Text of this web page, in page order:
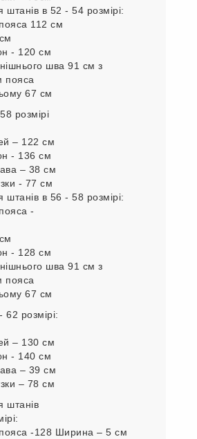
штанів в 52 - 54 розмірі:
112 см
- 120 см
шва 91 см з
пояса
67 см
розмірі
– 122 см
- 136 см
– 38 см
- 77 см
штанів в 56 - 58 розмірі:
-
- 128 см
шва 91 см з
пояса
67 см
62 розмірі:
– 130 см
- 140 см
– 39 см
– 78 см
штанів
пояса -128 Ширина – 5 см